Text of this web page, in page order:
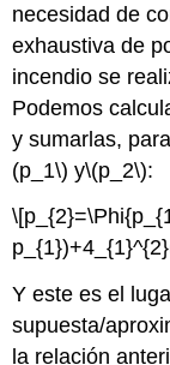
necesidad de
exhaustiva de
incendio se
Podemos
y sumarlas,
(p_1\) y\(p_2\):
Y este es el
supuesta/
la relación